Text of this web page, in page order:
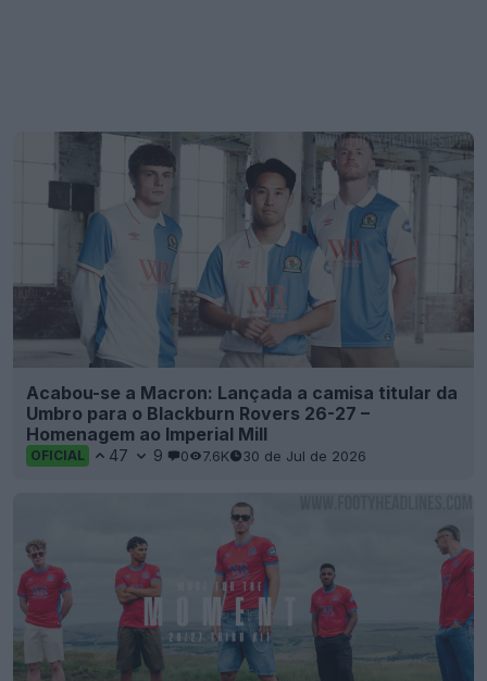
Acabou-se a Macron: Lançada a camisa titular da
Umbro para o Blackburn Rovers 26-27 –
Homenagem ao Imperial Mill
OFICIAL 47 9 0 7.6K 30 de Jul de 2026